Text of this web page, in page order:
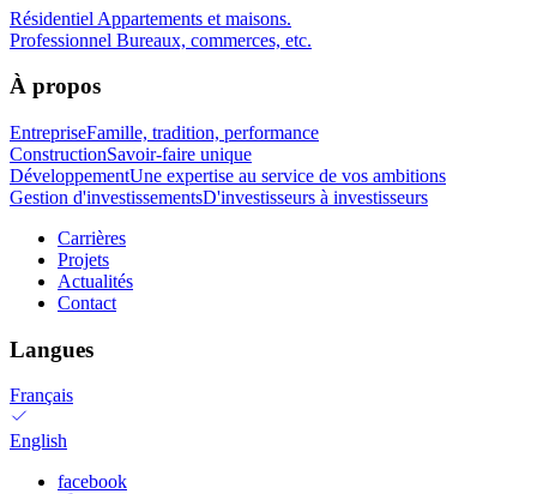
Résidentiel Appartements et maisons.
Professionnel Bureaux, commerces, etc.
À propos
EntrepriseFamille, tradition, performance
ConstructionSavoir-faire unique
DéveloppementUne expertise au service de vos ambitions
Gestion d'investissementsD'investisseurs à investisseurs
Carrières
Projets
Actualités
Contact
Langues
Français
English
facebook